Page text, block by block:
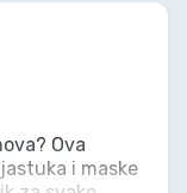
Ova
i maske